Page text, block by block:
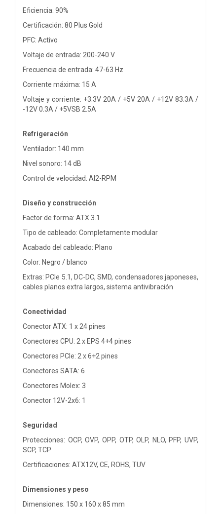
Eficiencia: 90%
Certificación: 80 Plus Gold
PFC: Activo
Voltaje de entrada: 200-240 V
Frecuencia de entrada: 47-63 Hz
Corriente máxima: 15 A
Voltaje y corriente: +3.3V 20A / +5V 20A / +12V 83.3A /
-12V 0.3A / +5VSB 2.5A
Refrigeración
Ventilador: 140 mm
Nivel sonoro: 14 dB
Control de velocidad: AI2-RPM
Diseño y construcción
Factor de forma: ATX 3.1
Tipo de cableado: Completamente modular
Acabado del cableado: Plano
Color: Negro / blanco
Extras: PCIe 5.1, DC-DC, SMD, condensadores japoneses,
cables planos extra largos, sistema antivibración
Conectividad
Conector ATX: 1 x 24 pines
Conectores CPU: 2 x EPS 4+4 pines
Conectores PCIe: 2 x 6+2 pines
Conectores SATA: 6
Conectores Molex: 3
Conector 12V-2x6: 1
Seguridad
Protecciones: OCP, OVP, OPP, OTP, OLP, NLO, PFP, UVP,
SCP, TCP
Certificaciones: ATX12V, CE, ROHS, TUV
Dimensiones y peso
Dimensiones: 150 x 160 x 85 mm